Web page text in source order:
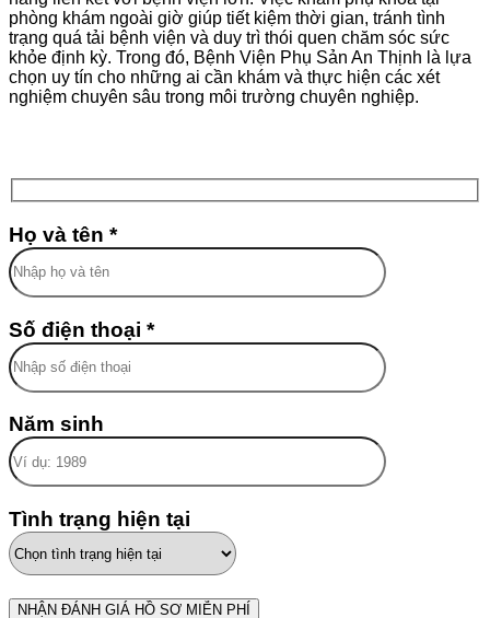
phòng khám ngoài giờ giúp tiết kiệm thời gian, tránh tình
trạng quá tải bệnh viện và duy trì thói quen chăm sóc sức
khỏe định kỳ. Trong đó, Bệnh Viện Phụ Sản An Thịnh là lựa
chọn uy tín cho những ai cần khám và thực hiện các xét
nghiệm chuyên sâu trong môi trường chuyên nghiệp.
Họ và tên *
Số điện thoại *
Năm sinh
Tình trạng hiện tại